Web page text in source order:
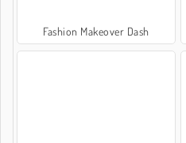
Fashion Makeover Dash